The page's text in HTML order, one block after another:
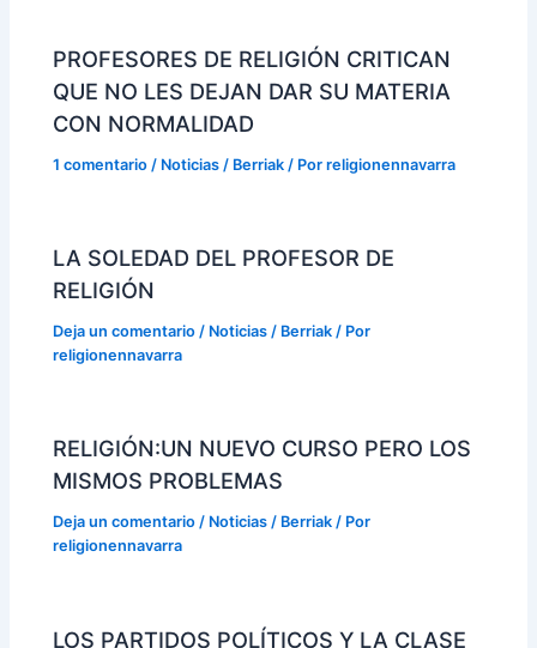
PROFESORES DE RELIGIÓN CRITICAN
QUE NO LES DEJAN DAR SU MATERIA
CON NORMALIDAD
1 comentario / Noticias / Berriak / Porreligionennavarra
LA SOLEDAD DEL PROFESOR DE
RELIGIÓN
Deja un comentario / Noticias / Berriak / Por
religionennavarra
RELIGIÓN:UN NUEVO CURSO PERO LOS
MISMOS PROBLEMAS
Deja un comentario / Noticias / Berriak / Por
religionennavarra
LOS PARTIDOS POLÍTICOS Y LA CLASE